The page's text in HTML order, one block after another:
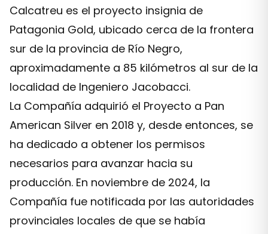
Calcatreu es el proyecto insignia de
Patagonia Gold, ubicado cerca de la frontera
sur de la provincia de Río Negro,
aproximadamente a 85 kilómetros al sur de la
localidad de Ingeniero Jacobacci.
La Compañía adquirió el Proyecto a Pan
American Silver en 2018 y, desde entonces, se
ha dedicado a obtener los permisos
necesarios para avanzar hacia su
producción. En noviembre de 2024, la
Compañía fue notificada por las autoridades
provinciales locales de que se había